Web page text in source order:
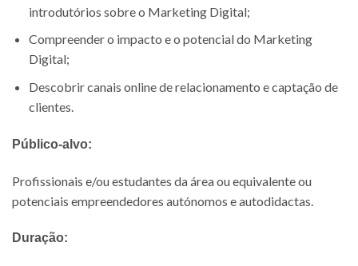
introdutórios sobre o Marketing Digital;
Compreender o impacto e o potencial do Marketing
Digital;
Descobrir canais online de relacionamento e captação de
clientes.
Público-alvo:
Profissionais e/ou estudantes da área ou equivalente ou
potenciais empreendedores autónomos e autodidactas.
Duração: